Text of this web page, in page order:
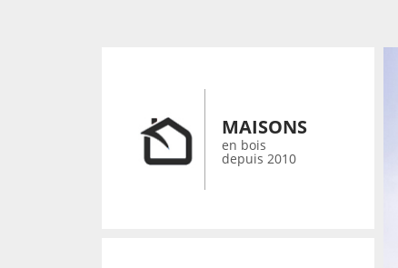
MAISONS
en bois
depuis 2010